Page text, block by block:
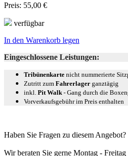
Preis: 55,00 €
verfügbar
In den Warenkorb legen
Eingeschlossene Leistungen:
Tribünenkarte nicht nummerierte
Zutritt zum Fahrerlager ganztägig
inkl. Pit Walk - Gang durch die
Vorverkaufsgebühr im Preis enthalten
Haben Sie Fragen zu diesem Angebot?
Wir beraten Sie gerne Montag -